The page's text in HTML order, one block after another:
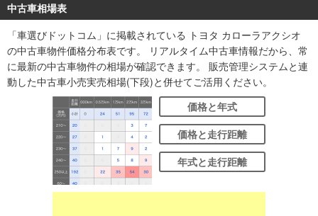
中古車相場表
「車選びドットコム」に掲載されている トヨタ カローラアクシオ
の中古車物件価格分布表です。 リアルタイム中古車情報だから、常
に最新の中古車物件の相場が確認できます。 販売管理システムと連
動した中古車小売実売相場(下段)と併せてご活用ください。
価格と年式
価格と走行距離
年式と走行距離